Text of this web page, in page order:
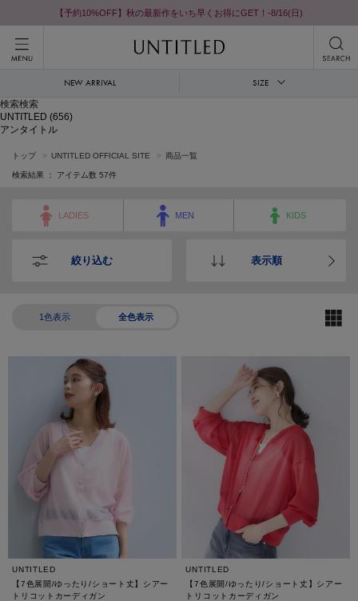
【予約10%OFF】秋の最新作をいち早くお得にGET！-8/16(日)
NEW ARRIVAL
SIZE
検索検索
UNTITLED (656)
アンタイトル
トップ UNTITLED OFFICIAL SITE 商品一覧
検索結果 ： アイテム数 57件
LADIES MEN KIDS
絞り込む 表示順
1色表示 全色表示
UNTITLED
【7色展開/ゆったり/ショート丈】シアー
トリコットカーディガン
UNTITLED
【7色展開/ゆったり/ショート丈】シアー
トリコットカーディガン